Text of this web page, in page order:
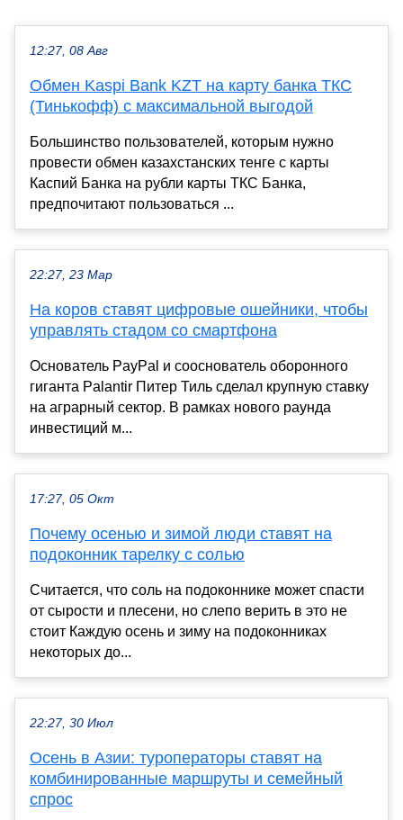
12:27, 08 Авг
Обмен Kaspi Bank KZT на карту банка ТКС
(Тинькофф) с максимальной выгодой
Большинство пользователей, которым нужно
провести обмен казахстанских тенге с карты
Каспий Банка на рубли карты ТКС Банка,
предпочитают пользоваться ...
22:27, 23 Мар
На коров ставят цифровые ошейники, чтобы
управлять стадом со смартфона
Основатель PayPal и сооснователь оборонного
гиганта Palantir Питер Тиль сделал крупную ставку
на аграрный сектор. В рамках нового раунда
инвестиций м...
17:27, 05 Окт
Почему осенью и зимой люди ставят на
подоконник тарелку с солью
Считается, что соль на подоконнике может спасти
от сырости и плесени, но слепо верить в это не
стоит Каждую осень и зиму на подоконниках
некоторых до...
22:27, 30 Июл
Осень в Азии: туроператоры ставят на
комбинированные маршруты и семейный
спрос